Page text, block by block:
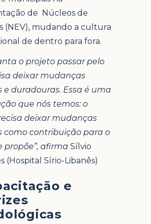
de Núcleos de
(NEV), mudando a cultura
de dentro para fora.
o projeto passar pelo
deixar mudanças
e duradouras. Essa é uma
que nós temos: o
deixar mudanças
como contribuição para o
propõe”, afirmaSílvio
(Hospital Sírio-Libanês)
e